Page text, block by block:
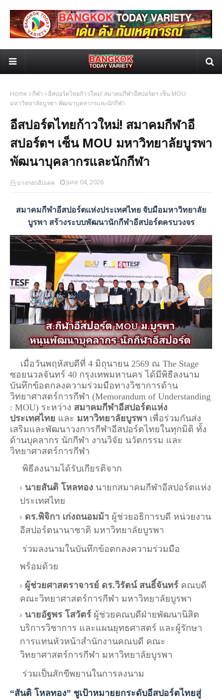
Home กีฬา
อีสปอร์ตไทยก้าวใหม่! สมาคมกีฬาอีสปอร์ตฯ เซ็น MOU
มหาวิทยาลัยบูรพา พัฒนาบุคลากรและนักกีฬา
อีสปอร์ตไทยก้าวใหม่! สมาคมกีฬาอี
สปอร์ตฯ เซ็น MOU มหาวิทยาลัยบูรพา
พัฒนาบุคลากรและนักกีฬา
บางกอกอัปเดต June 04, 2026
สมาคมกีฬาอีสปอร์ตแห่งประเทศไทย จับมือมหาวิทยาลัย
บูรพา สร้างระบบพัฒนานักกีฬาอีสปอร์ตครบวงจร
เมื่อวันพฤหัสบดีที่ 4 มิถุนายน 2569 ณ The Stage
ซอยนวลจันทร์ 40 กรุงเทพมหานคร ได้มีพิธีลงนาม
บันทึกข้อตกลงความร่วมมือทางวิชาการด้าน
วิทยาศาสตร์การกีฬา (Memorandum of Understanding
: MOU) ระหว่าง สมาคมกีฬาอีสปอร์ตแห่ง
ประเทศไทย และ มหาวิทยาลัยบูรพา เพื่อร่วมกันส่ง
เสริมและพัฒนาวงการกีฬาอีสปอร์ตไทยในทุกมิติ ทั้ง
ด้านบุคลากร นักกีฬา งานวิจัย นวัตกรรม และ
วิทยาศาสตร์การกีฬา
พิธีลงนามได้รับเกียรติจาก
นายสันติ โหลทอง นายกสมาคมกีฬาอีสปอร์ตแห่ง
ประเทศไทย
ดร.พิจิกา เก่งถนอมม้า ผู้ช่วยอธิการบดี หน่วยงาน
อีสปอร์ตนานาชาติ มหาวิทยาลัยบูรพา
ร่วมลงนามในบันทึกข้อตกลงความร่วมมือ
พร้อมด้วย
ผู้ช่วยศาสตราจารย์ ดร.วิรัตน์ สนธิ์จันทร์ คณบดี
คณะวิทยาศาสตร์การกีฬา มหาวิทยาลัยบูรพา
นายอัฐพร โสวัตร์ ผู้ช่วยคณบดีฝ่ายพัฒนานิสิต
บริการวิชาการ และแผนยุทธศาสตร์ และผู้รักษา
การแทนหัวหน้าสำนักงานคณบดี คณะ
วิทยาศาสตร์การกีฬา มหาวิทยาลัยบูรพา
ร่วมเป็นสักขีพยานในการลงนาม
“สันติ โหลทอง” ชูเป้าหมายยกระดับอีสปอร์ตไทยสู่